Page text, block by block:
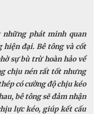
phát minh quan
hiện đại. Bê tông và cốt
sự bù trừ hoàn hảo về
chịu nén rất tốt nhưng
có cường độ chịu kéo
bê tông sẽ đảm nhận
lực kéo, giúp kết cấu